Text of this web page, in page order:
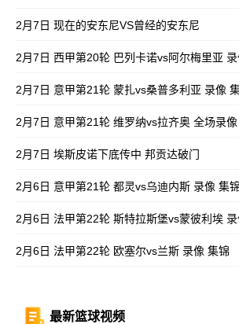
2月7日 现在的安东尼VS曾经的安东尼
2月7日 西甲第20轮 巴列卡诺vs阿尔梅里亚
2月7日 意甲第21轮 蒙扎vs桑普多利亚 录像
2月7日 意甲第21轮 维罗纳vs拉齐奥 全场录像
2月7日 埃斯皮诺下底传中 邦贡达破门
2月6日 意甲第21轮 都灵vs乌迪内斯 录像 集锦
2月6日 法甲第22轮 斯特拉斯堡vs蒙彼利埃
2月6日 法甲第22轮 欧塞尔vs兰斯 录像 集锦
最新篮球视频